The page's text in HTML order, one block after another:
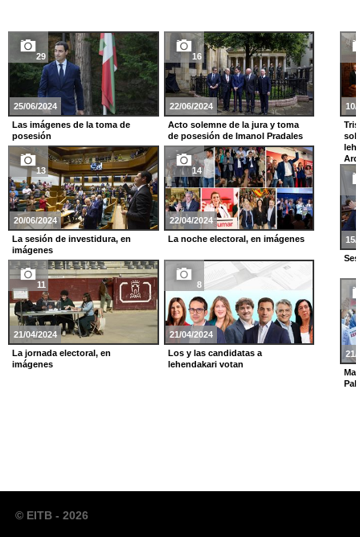
29
25/06/2024
Las imágenes de la toma de
posesión
16
22/06/2024
Acto solemne de la jura y toma
de posesión de Imanol Pradales
13
20/06/2024
La sesión de investidura, en
imágenes
14
22/04/2024
La noche electoral, en imágenes
11
21/04/2024
La jornada electoral, en
imágenes
8
21/04/2024
Los y las candidatas a
lehendakari votan
10/
15/
21/
© EITB - 2026